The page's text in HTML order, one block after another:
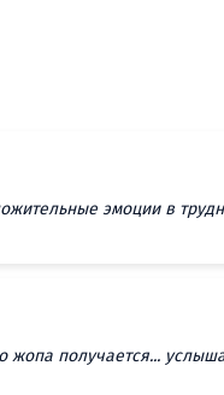
эмоции в
жопа получается...